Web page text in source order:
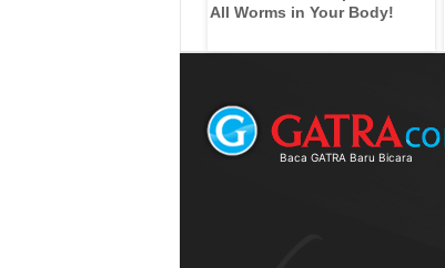
All Worms in Your Body!
Baca GATRA Baru Bicara